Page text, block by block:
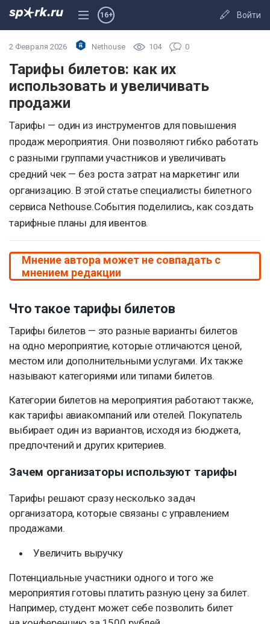
Войти
16+
2 Февраля 2026 Nethouse 104 0
Тарифы билетов: как их
использовать и увеличивать
продажи
Тарифы — один из инструментов для повышения
продаж мероприятия. Они позволяют гибко работать
с разными группами участников и увеличивать
средний чек — без роста затрат на маркетинг или
организацию. В этой статье специалисты билетного
сервиса Nethouse.События поделились, как создать
тарифные планы для ивентов.
Мнение автора может не совпадать с
мнением редакции
Что такое тарифы билетов
Тарифы билетов — это разные варианты билетов
на одно мероприятие, которые отличаются ценой,
местом или дополнительными услугами. Их также
называют категориями или типами билетов.
Категории билетов на мероприятия работают также,
как тарифы авиакомпаний или отелей. Покупатель
выбирает один из вариантов, исходя из бюджета,
предпочтений и других критериев.
Зачем организаторы используют тарифы
Тарифы решают сразу несколько задач
организатора, которые связаны с управлением
продажами.
Увеличить выручку
Потенциальные участники одного и того же
мероприятия готовы платить разную цену за билет.
Например, студент может себе позволить билет